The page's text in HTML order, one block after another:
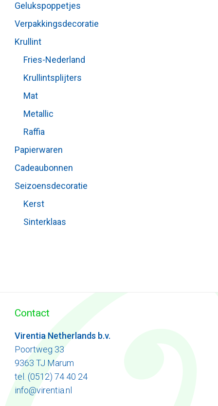
Gelukspoppetjes
Verpakkingsdecoratie
Krullint
Fries-Nederland
Krullintsplijters
Mat
Metallic
Raffia
Papierwaren
Cadeaubonnen
Seizoensdecoratie
Kerst
Sinterklaas
Contact
Virentia Netherlands b.v.
Poortweg 33
9363 TJ Marum
tel. (0512) 74 40 24
info@virentia.nl